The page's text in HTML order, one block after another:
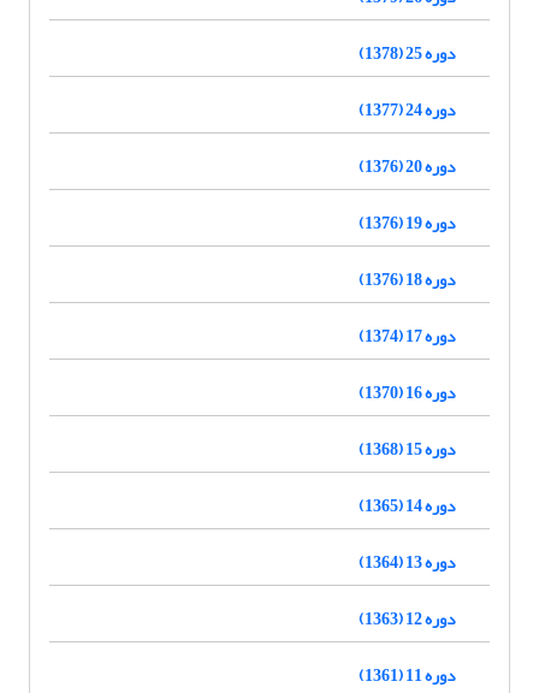
دوره 25 (1378)
دوره 24 (1377)
دوره 20 (1376)
دوره 19 (1376)
دوره 18 (1376)
دوره 17 (1374)
دوره 16 (1370)
دوره 15 (1368)
دوره 14 (1365)
دوره 13 (1364)
دوره 12 (1363)
دوره 11 (1361)